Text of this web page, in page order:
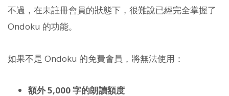
不過，在未註冊會員的狀態下，很難說已經完全掌握了
Ondoku 的功能。
如果不是 Ondoku 的免費會員，將無法使用：
額外 5,000 字的朗讀額度